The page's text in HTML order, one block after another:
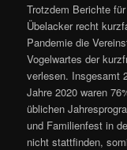
Trotzdem Berichte
Übelacker recht
Pandemie die
Vogelwartes der
verlesen. Insgesamt
Jahre 2020 waren
üblichen
und Familienfest in
nicht stattfinden,